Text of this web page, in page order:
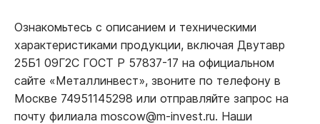
Ознакомьтесь с описанием и техническими
характеристиками продукции, включая Двутавр
25Б1 09Г2С ГОСТ Р 57837-17 на официальном
сайте «Металлинвест», звоните по телефону в
Москве 74951145298 или отправляйте запрос на
почту филиала moscow@m-invest.ru. Наши